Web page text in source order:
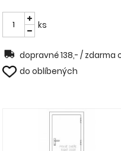
ks
dopravné 138,- / zdarma
do oblíbených